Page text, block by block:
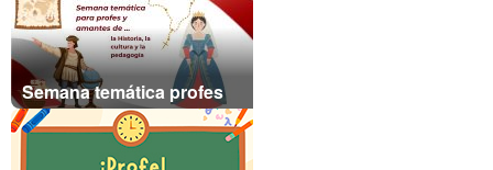
Semana temática profes